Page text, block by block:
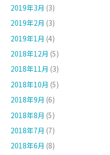
2019年3月 (3)
2019年2月 (3)
2019年1月 (4)
2018年12月 (5)
2018年11月 (3)
2018年10月 (5)
2018年9月 (6)
2018年8月 (5)
2018年7月 (7)
2018年6月 (8)